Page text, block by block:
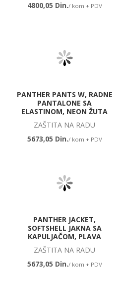
4800,05 Din./ kom + PDV
PANTHER PANTS W, RADNE
PANTALONE SA
ELASTINOM, NEON ŽUTA
ZAŠTITA NA RADU
5673,05 Din./ kom + PDV
PANTHER JACKET,
SOFTSHELL JAKNA SA
KAPULJAČOM, PLAVA
ZAŠTITA NA RADU
5673,05 Din./ kom + PDV